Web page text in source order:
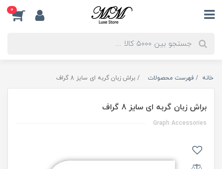
0
خانه فهرست محصولات براش زبان گربه ای سایز 8 گراف
براش زبان گربه ای سایز 8 گراف
Graph Accessories